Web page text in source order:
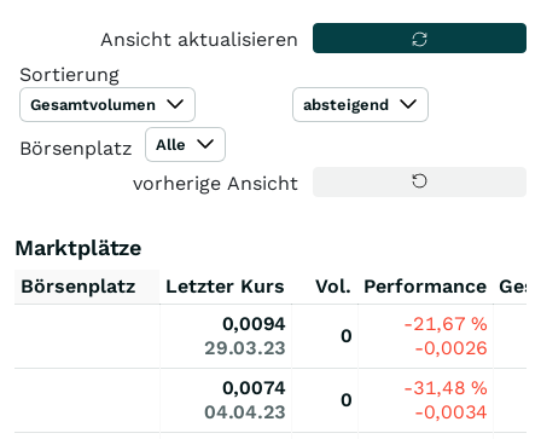
Ansicht aktualisieren
Sortierung
Gesamtvolumen absteigend
Börsenplatz Alle
vorherige Ansicht
Marktplätze
Börsenplatz Letzter Kurs Vol. Performance
0,0094
29.03.23
0
-21,67%
-0,0026
0,0074
04.04.23
0
-31,48%
-0,0034